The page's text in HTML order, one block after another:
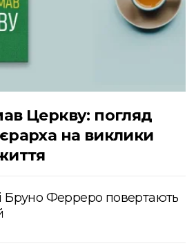
Церкву: погляд
на виклики
Бруно Ферреро повертають